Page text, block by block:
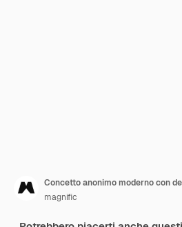
Concetto anonimo moderno con
magnific